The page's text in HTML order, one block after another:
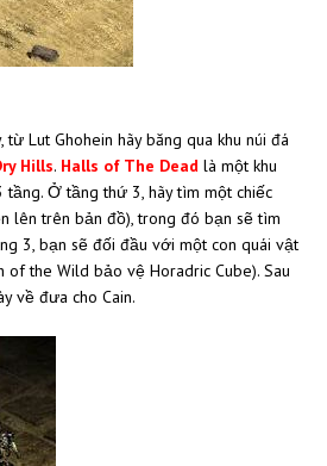
Lut Ghohein hãy băng qua khu núi đá
Hills. Halls of The Dead là một khu
Ở tầng thứ 3, hãy tìm một chiếc
lên trên bản đồ), trong đó bạn sẽ tìm
3, bạn sẽ đối đầu với một con quái vật
the Wild bảo vệ Horadric Cube). Sau
về đưa cho Cain.